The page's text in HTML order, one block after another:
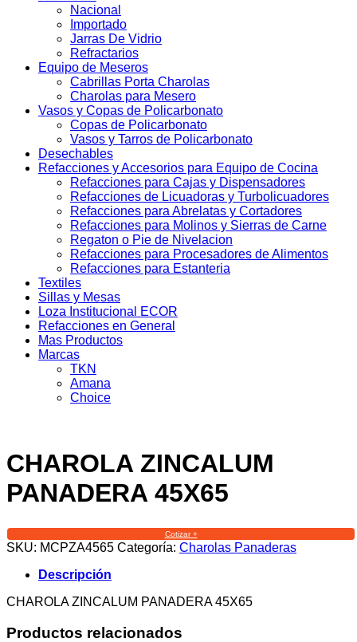
Nacional
Importado
Jarras De Vidrio
Refractarios
Equipo de Meseros
Cabrillas Porta Charolas
Charolas para Mesero
Vasos y Copas de Policarbonato
Copas de Policarbonato
Vasos y Tarros de Policarbonato
Desechables
Refacciones y Accesorios para Equipo de Cocina
Refacciones para Cajas y Dispensadores
Refacciones de Licuadoras y Turbolicuadores
Refacciones para Abrelatas y Cortadores
Refacciones para Molinos y Sierras de Carne
Regaton o Pie de Nivelacion
Refacciones para Procesadores de Alimentos
Refacciones para Estanteria
Textiles
Sillas y Mesas
Loza Institucional ECOR
Refacciones en General
Mas Productos
Marcas
TKN
Amana
Choice
CHAROLA ZINCALUM
PANADERA 45X65
Cotizar +
SKU: MCPZA4565 Categoría: Charolas Panaderas
Descripción
CHAROLA ZINCALUM PANADERA 45X65
Productos relacionados